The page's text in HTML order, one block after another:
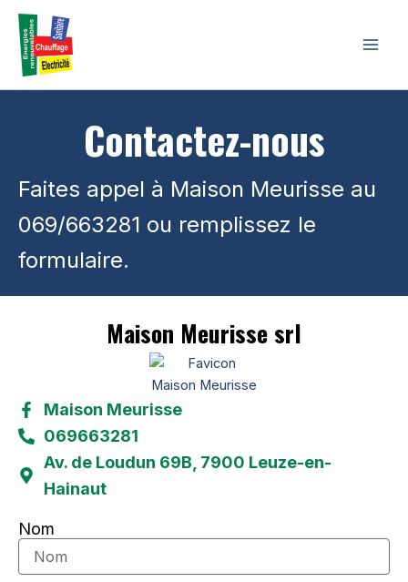
Aller
contenu
Contactez-nous
Faites appel à Maison Meurisse au
069/663281 ou remplissez le
formulaire.
Maison Meurisse srl
Maison Meurisse​
069663281
Av. de Loudun 69B, 7900 Leuze-en-
Hainaut
Nom